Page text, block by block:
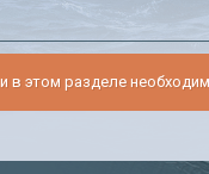
в этом разделе